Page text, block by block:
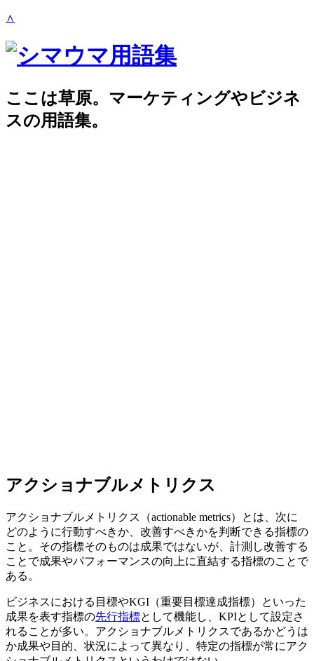
∧
ここは草原。マーケティングやビジネ
スの用語集。
アクショナブルメトリクス
アクショナブルメトリクス（actionable metrics）とは、次に
どのように行動すべきか、改善すべきかを判断できる指標の
こと。その指標そのものは成果ではないが、計測し改善する
ことで成果やパフォーマンスの向上に直結する指標のことで
ある。
ビジネスにおける目標やKGI（重要目標達成指標）といった
成果を表す指標の先行指標として機能し、KPIとして設定さ
れることが多い。アクショナブルメトリクスであるかどうは
か成果や目的、状況によって異なり、特定の指標が常にアク